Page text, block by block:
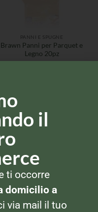
PANNI E SPUGNE
Brawn Panni per Parquet e
Legno 20pz
PANNI E SPUGNE
Spontex Doppiouso 2pz
il
ti occorre
domicilio a
via mail il tuo